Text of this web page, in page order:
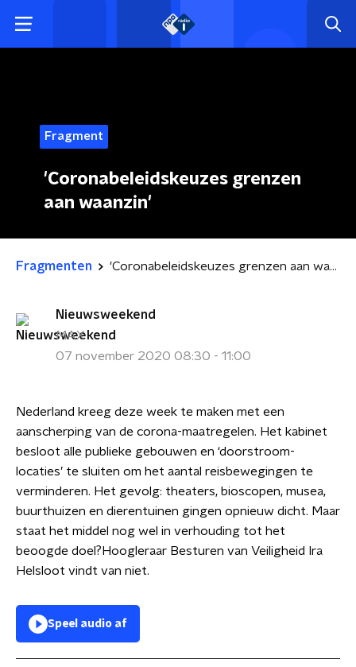
Fragment
'Coronabeleidskeuzes grenzen
aan waanzin'
Fragmenten 'Coronabeleidskeuzes grenzen aan waanzin'
Nieuwsweekend
MAX
07 november 2020 08:30 - 11:00
Nederland kreeg deze week te maken met een
aanscherping van de corona-maatregelen. Het kabinet
besloot alle publieke gebouwen en ‘doorstroom-
locaties’ te sluiten om het aantal reisbewegingen te
verminderen. Het gevolg: theaters, bioscopen, musea,
buurthuizen en dierentuinen gingen opnieuw dicht. Maar
staat het middel nog wel in verhouding tot het
beoogde doel?Hoogleraar Besturen van Veiligheid Ira
Helsloot vindt van niet.
Speel audio af